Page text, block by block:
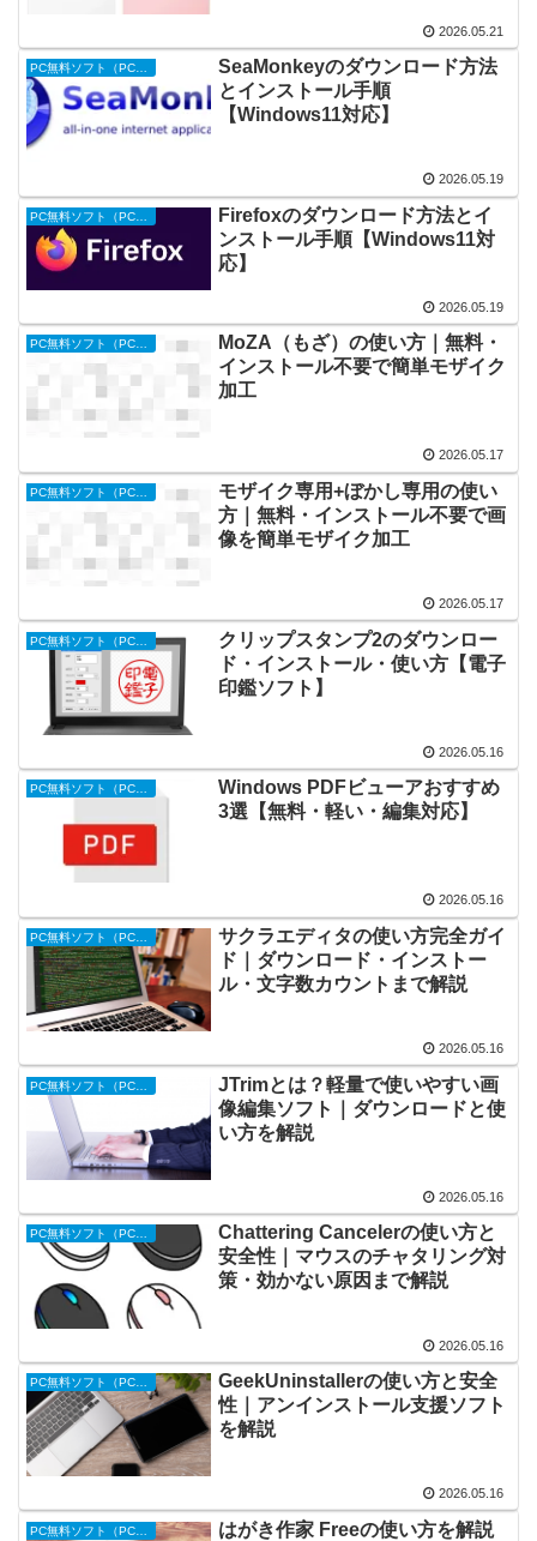
2026.05.21
PC無料ソフト（PC便利ツール）
SeaMonkeyのダウンロード方法
とインストール手順
【Windows11対応】
2026.05.19
Firefoxのダウンロード方法とイ
ンストール手順【Windows11対
応】
2026.05.19
MoZA（もざ）の使い方｜無料・
インストール不要で簡単モザイク
加工
2026.05.17
モザイク専用+ぼかし専用の使い
方｜無料・インストール不要で画
像を簡単モザイク加工
2026.05.17
クリップスタンプ2のダウンロー
ド・インストール・使い方【電子
印鑑ソフト】
2026.05.16
PC無料ソフト（PC便利ツール）
Windows PDFビューアおすすめ
3選【無料・軽い・編集対応】
2026.05.16
サクラエディタの使い方完全ガイ
ド｜ダウンロード・インストー
ル・文字数カウントまで解説
2026.05.16
JTrimとは？軽量で使いやすい画
像編集ソフト｜ダウンロードと使
い方を解説
2026.05.16
PC無料ソフト（PC便利ツール）
Chattering Cancelerの使い方と
安全性｜マウスのチャタリング対
策・効かない原因まで解説
2026.05.16
GeekUninstallerの使い方と安全
性｜アンインストール支援ソフト
を解説
2026.05.16
はがき作家 Freeの使い方を解説